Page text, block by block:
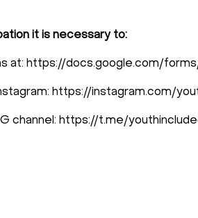
it is necessary to:
at: https://docs.google.com/
https://instagram.com/
channel: https://t.me/